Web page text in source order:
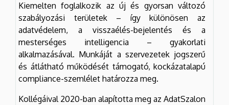
Kiemelten foglalkozik az új és gyorsan változó
szabályozási területek – így különösen az
adatvédelem, a visszaélés-bejelentés és a
mesterséges intelligencia – gyakorlati
alkalmazásával. Munkáját a szervezetek jogszerű
és átlátható működését támogató, kockázatalapú
compliance-szemlélet határozza meg.
Kollégáival 2020-ban alapította meg az AdatSzalon